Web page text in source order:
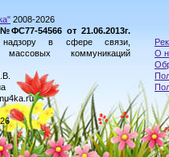
2008-2026
54566 от 21.06.2013г.
в сфере связи,
коммуникаций
О